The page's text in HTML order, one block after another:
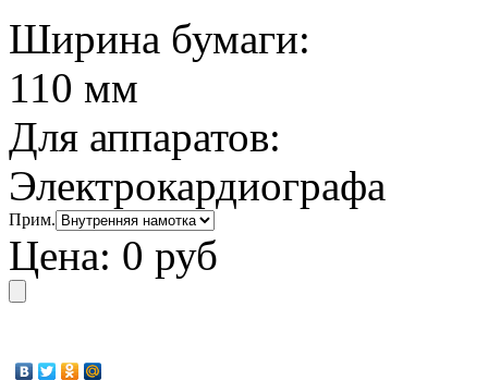
Ширина бумаги:
110 мм
Для аппаратов:
Электрокардиографа
Прим.
Цена: 0 руб